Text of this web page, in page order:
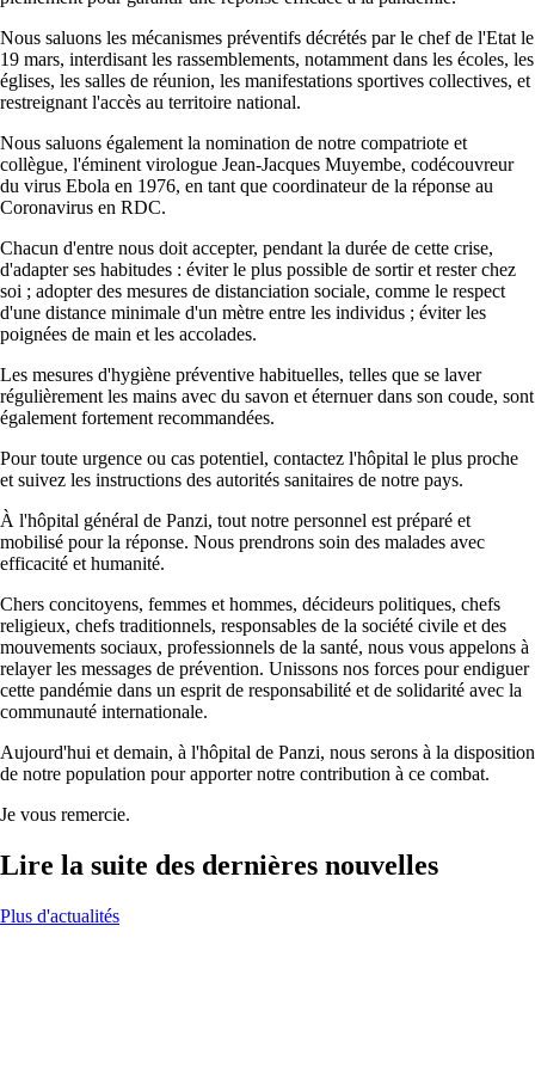
Nous saluons les mécanismes préventifs décrétés par le chef de l'Etat le
19 mars, interdisant les rassemblements, notamment dans les écoles, les
églises, les salles de réunion, les manifestations sportives collectives, et
restreignant l'accès au territoire national.
Nous saluons également la nomination de notre compatriote et
collègue, l'éminent virologue Jean-Jacques Muyembe, codécouvreur
du virus Ebola en 1976, en tant que coordinateur de la réponse au
Coronavirus en RDC.
Chacun d'entre nous doit accepter, pendant la durée de cette crise,
d'adapter ses habitudes : éviter le plus possible de sortir et rester chez
soi ; adopter des mesures de distanciation sociale, comme le respect
d'une distance minimale d'un mètre entre les individus ; éviter les
poignées de main et les accolades.
Les mesures d'hygiène préventive habituelles, telles que se laver
régulièrement les mains avec du savon et éternuer dans son coude, sont
également fortement recommandées.
Pour toute urgence ou cas potentiel, contactez l'hôpital le plus proche
et suivez les instructions des autorités sanitaires de notre pays.
À l'hôpital général de Panzi, tout notre personnel est préparé et
mobilisé pour la réponse. Nous prendrons soin des malades avec
efficacité et humanité.
Chers concitoyens, femmes et hommes, décideurs politiques, chefs
religieux, chefs traditionnels, responsables de la société civile et des
mouvements sociaux, professionnels de la santé, nous vous appelons à
relayer les messages de prévention. Unissons nos forces pour endiguer
cette pandémie dans un esprit de responsabilité et de solidarité avec la
communauté internationale.
Aujourd'hui et demain, à l'hôpital de Panzi, nous serons à la disposition
de notre population pour apporter notre contribution à ce combat.
Je vous remercie.
Lire la suite des dernières nouvelles
Plus d'actualités